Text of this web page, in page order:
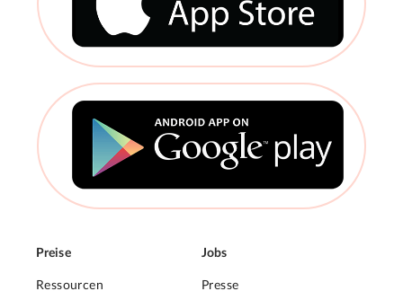
Preise
Ressourcen
Jobs
Presse